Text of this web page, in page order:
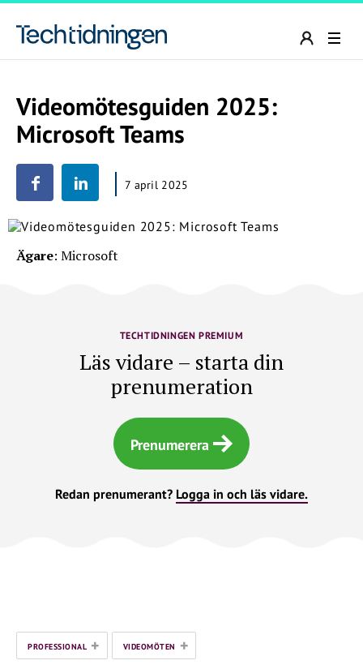
Videomötesguiden 2025:
Microsoft Teams
7 april 2025
Ägare: Microsoft
TECHTIDNINGEN PREMIUM
Läs vidare – starta din
prenumeration
Prenumerera
Redan prenumerant? Logga in och läs vidare.
PROFESSIONAL + VIDEOMÖTEN +